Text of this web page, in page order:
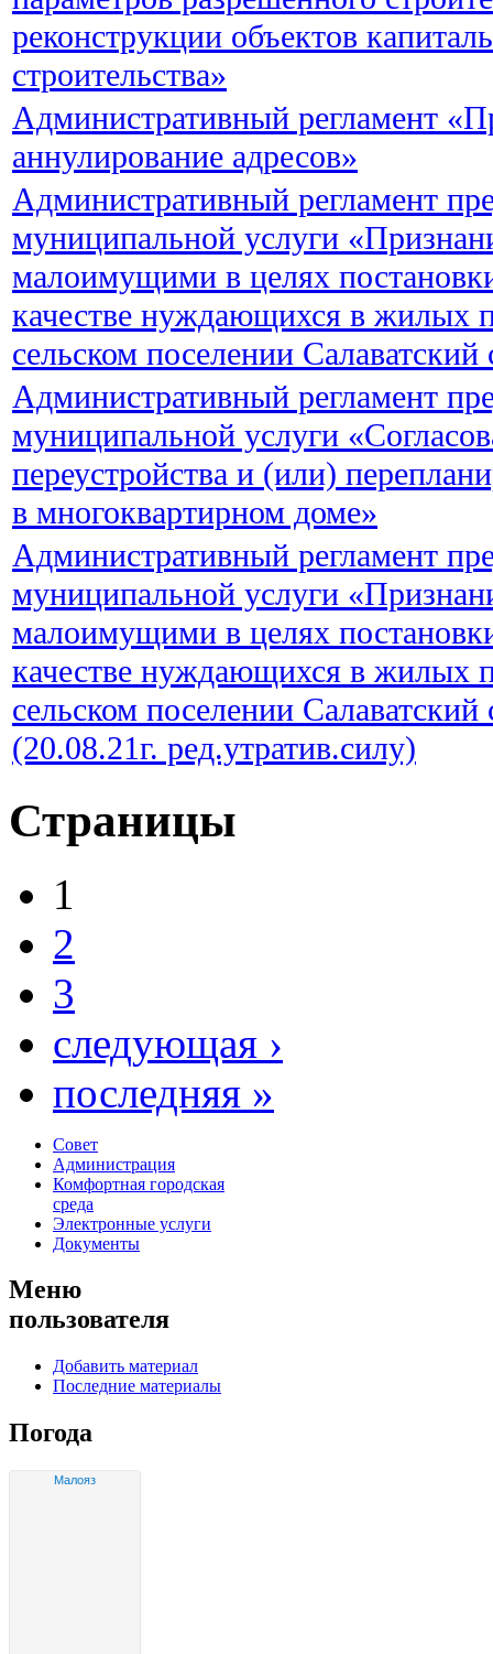
реконструкции объектов
строительства»
Административный регламент
аннулирование адресов»
Административный регламент
муниципальной услуги
малоимущими в целях
качестве нуждающихся в жилых
сельском поселении Салаватский
Административный регламент
муниципальной услуги
переустройства и (или)
в многоквартирном доме»
Административный регламент
муниципальной услуги
малоимущими в целях
качестве нуждающихся в жилых
сельском поселении Салаватский
(20.08.21г. ред.утратив.силу)
Страницы
1
2
3
следующая ›
последняя »
Совет
Администрация
Комфортная городская
среда
Электронные услуги
Документы
Меню
пользователя
Добавить материал
Последние материалы
Погода
Малояз